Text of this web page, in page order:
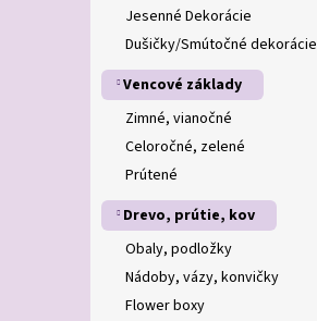
Jesenné Dekorácie
Dušičky/Smútočné dekorácie
Vencové základy
Zimné, vianočné
Celoročné, zelené
Prútené
Drevo, prútie, kov
Obaly, podložky
Nádoby, vázy, konvičky
Flower boxy